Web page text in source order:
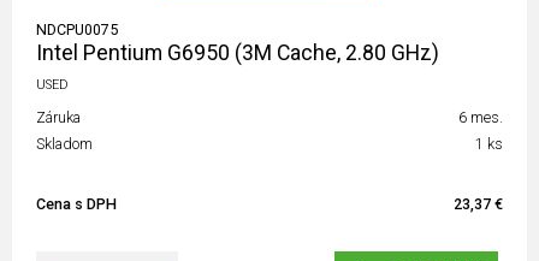
NDCPU0075
Intel Pentium G6950 (3M Cache, 2.80 GHz)
USED
Záruka
6 mes.
Skladom
1 ks
Cena s DPH 23,37 €